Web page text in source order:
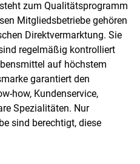
zum Qualitätsprogramm
Mitgliedsbetriebe gehören
Direktvermarktung. Sie
regelmäßig kontrolliert
auf höchstem
garantiert den
how, Kundenservice,
Spezialitäten. Nur
sind berechtigt, diese